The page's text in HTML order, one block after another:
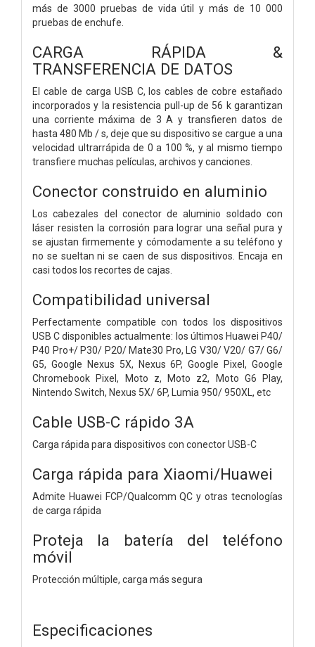
más de 3000 pruebas de vida útil y más de 10 000
pruebas de enchufe.
CARGA RÁPIDA &
TRANSFERENCIA DE DATOS
El cable de carga USB C, los cables de cobre estañado
incorporados y la resistencia pull-up de 56 k garantizan
una corriente máxima de 3 A y transfieren datos de
hasta 480 Mb / s, deje que su dispositivo se cargue a una
velocidad ultrarrápida de 0 a 100 %, y al mismo tiempo
transfiere muchas películas, archivos y canciones.
Conector construido en aluminio
Los cabezales del conector de aluminio soldado con
láser resisten la corrosión para lograr una señal pura y
se ajustan firmemente y cómodamente a su teléfono y
no se sueltan ni se caen de sus dispositivos. Encaja en
casi todos los recortes de cajas.
Compatibilidad universal
Perfectamente compatible con todos los dispositivos
USB C disponibles actualmente: los últimos Huawei P40/
P40 Pro+/ P30/ P20/ Mate30 Pro, LG V30/ V20/ G7/ G6/
G5, Google Nexus 5X, Nexus 6P, Google Pixel, Google
Chromebook Pixel, Moto z, Moto z2, Moto G6 Play,
Nintendo Switch, Nexus 5X/ 6P, Lumia 950/ 950XL, etc
Cable USB-C rápido 3A
Carga rápida para dispositivos con conector USB-C
Carga rápida para Xiaomi/Huawei
Admite Huawei FCP/Qualcomm QC y otras tecnologías
de carga rápida
Proteja la batería del teléfono
móvil
Protección múltiple, carga más segura
Especificaciones